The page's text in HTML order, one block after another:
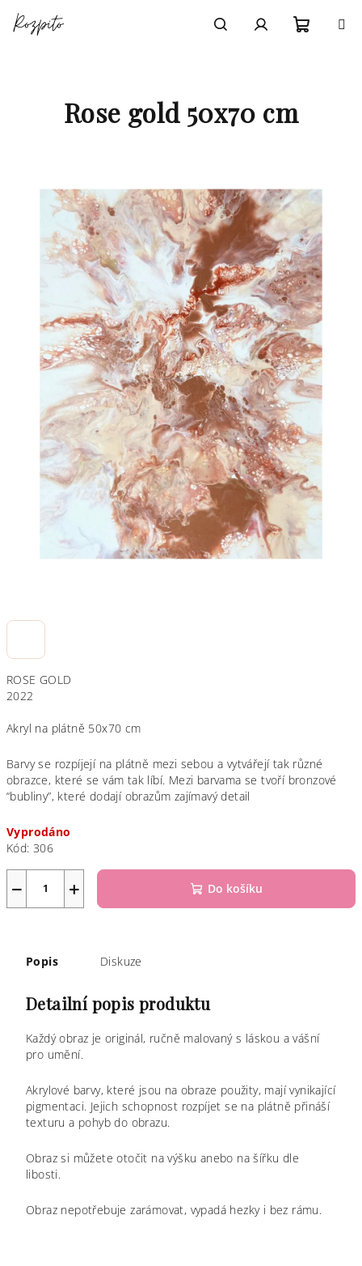
obsah
ROSE GOLD
2022
Akryl na plátně 50x70 cm
Barvy se rozpíjejí na plátně mezi sebou a vytvářejí tak různé
obrazce, které se vám tak líbí. Mezi barvama se tvoří bronzové
“bubliny”, které dodají obrazům zajímavý detail
Vyprodáno
Kód: 306
+
− Do košíku
Rose gold 50x70 cm
Popis Diskuze
Detailní popis produktu
Každý obraz je originál, ručně malovaný s láskou a vášní
pro umění.
Akrylové barvy, které jsou na obraze použity, mají vynikající
pigmentaci. Jejich schopnost rozpíjet se na plátně přináší
texturu a pohyb do obrazu.
Obraz si můžete otočit na výšku anebo na šířku dle
libosti.
Obraz nepotřebuje zarámovat, vypadá hezky i bez rámu.